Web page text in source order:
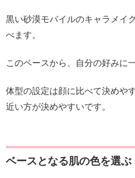
黒い砂漠モバイルのキャラメイ
べます。
このベースから、自分の好みに
体型の設定は顔に比べて決めや
近い方が決めやすいです。
ベースとなる肌の色を選ぶ